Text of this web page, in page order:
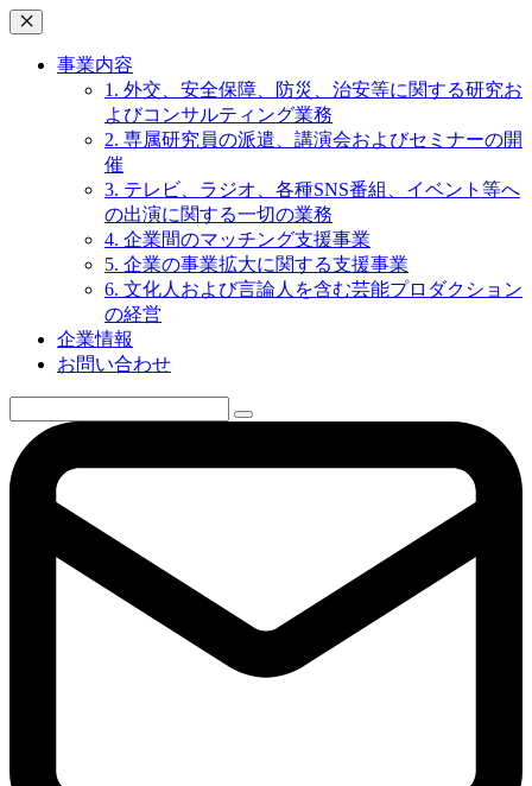
事業内容
1. 外交、安全保障、防災、治安等に関する研究お
よびコンサルティング業務
2. 専属研究員の派遣、講演会およびセミナーの開
催
3. テレビ、ラジオ、各種SNS番組、イベント等へ
の出演に関する一切の業務
4. 企業間のマッチング支援事業
5. 企業の事業拡大に関する支援事業
6. 文化人および言論人を含む芸能プロダクション
の経営
企業情報
お問い合わせ